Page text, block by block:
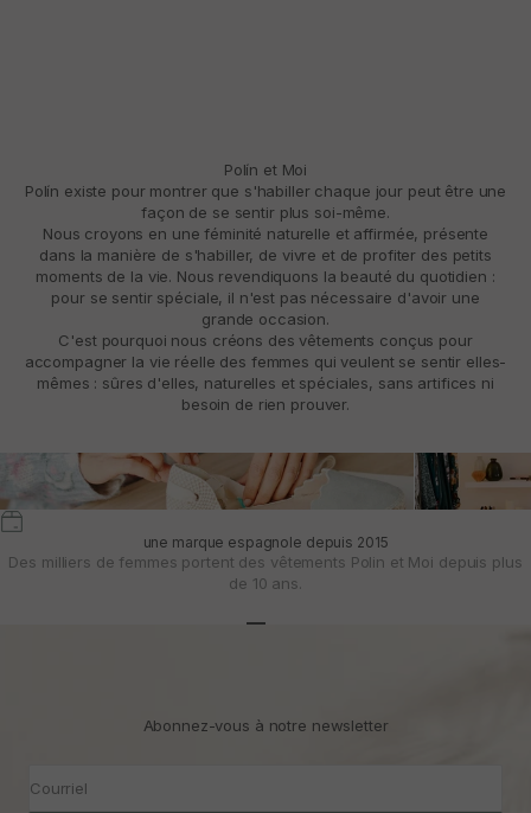
Polín et Moi
Polín existe pour montrer que s'habiller chaque jour peut être une
façon de se sentir plus soi-même.
Nous croyons en une féminité naturelle et affirmée, présente
dans la manière de s'habiller, de vivre et de profiter des petits
moments de la vie. Nous revendiquons la beauté du quotidien :
pour se sentir spéciale, il n'est pas nécessaire d'avoir une
grande occasion.
C'est pourquoi nous créons des vêtements conçus pour
accompagner la vie réelle des femmes qui veulent se sentir elles-
mêmes : sûres d'elles, naturelles et spéciales, sans artifices ni
besoin de rien prouver.
une marque espagnole depuis 2015
Des milliers de femmes portent des vêtements Polin et Moi depuis plus
de 10 ans.
Abonnez-vous à notre newsletter
Courriel